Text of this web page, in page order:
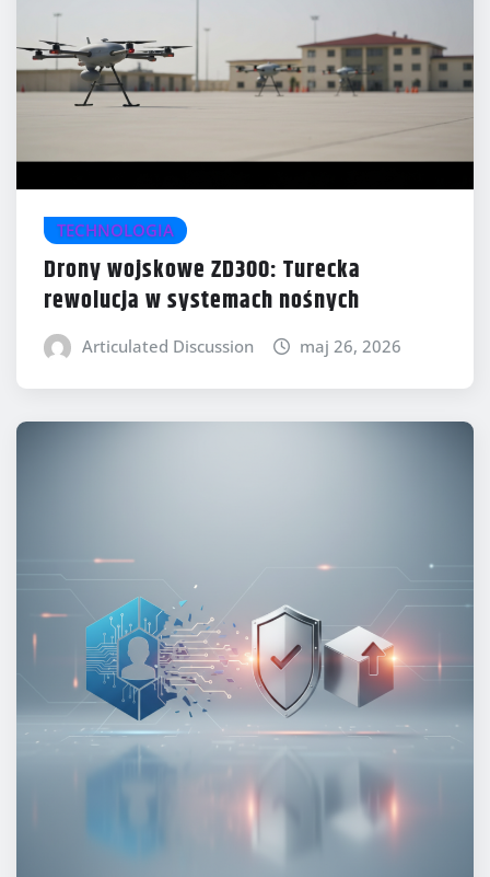
TECHNOLOGIA
Drony wojskowe ZD300: Turecka
rewolucja w systemach nośnych
Articulated Discussion maj 26, 2026